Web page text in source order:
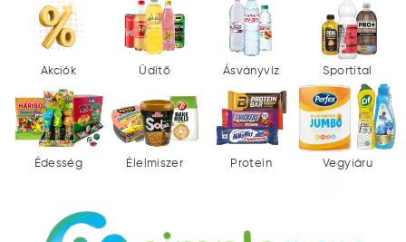
Akciók Üdítő Ásványvíz Sportital
Édesség Élelmiszer Protein Vegyiáru